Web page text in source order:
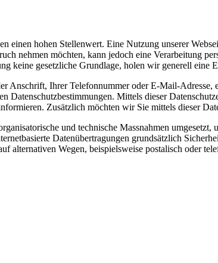
einen hohen Stellenwert. Eine Nutzung unserer
nehmen möchten, kann jedoch eine Verarbeitung
keine gesetzliche Grundlage, holen wir generell eine
Anschrift, Ihrer Telefonnummer oder E-Mail-
Datenschutzbestimmungen. Mittels dieser
Zusätzlich möchten wir Sie mittels dieser
und technische Massnahmen
Datenübertragungen grundsätzlich
alternativen Wegen, beispielsweise postalisch oder